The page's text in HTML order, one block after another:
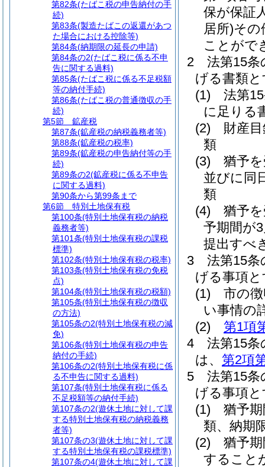
保が保証
居所)その
ことがで
2
法第15
げる書類
(1)
法第
に足りる
(2)
財産
類
(3)
猶予
並びに同
類
(4)
猶予
予期間が
提出すべ
3
法第15
げる事項
(1)
市の
い事情の
(2)
第1項
4
法第15条
は、 第2項
5
法第15
げる事項
(1)
猶予
類、納期
(2)
猶予
すること
第82条(たばこ税の申告納付の手
続)
第83条(製造たばこの返還があつ
た場合における控除等)
第84条(納期限の延長の申請)
第84条の2(たばこ税に係る不申
告に関する過料)
第85条(たばこ税に係る不足税額
等の納付手続)
第86条(たばこ税の普通徴収の手
続)
第5節
鉱産税
第87条(鉱産税の納税義務者等)
第88条(鉱産税の税率)
第89条(鉱産税の申告納付等の手
続)
第89条の2(鉱産税に係る不申告
に関する過料)
第90条から第99条まで
第6節
特別土地保有税
第100条(特別土地保有税の納税
義務者等)
第101条(特別土地保有税の課税
標準)
第102条(特別土地保有税の税率)
第103条(特別土地保有税の免税
点)
第104条(特別土地保有税の税額)
第105条(特別土地保有税の徴収
の方法)
第105条の2(特別土地保有税の減
免)
第106条(特別土地保有税の申告
納付の手続)
第106条の2(特別土地保有税に係
る不申告に関する過料)
第107条(特別土地保有税に係る
不足税額等の納付手続)
第107条の2(遊休土地に対して課
する特別土地保有税の納税義務
者等)
第107条の3(遊休土地に対して課
する特別土地保有税の課税標準)
第107条の4(遊休土地に対して課